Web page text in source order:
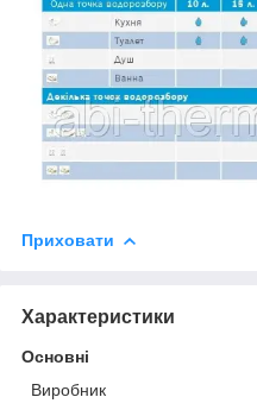
Приховати
Характеристики
Основні
Виробник